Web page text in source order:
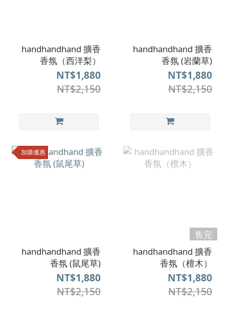
handhandhand 擴香
香氛（西洋梨）
NT$1,880
NT$2,150
handhandhand 擴香
香氛 (岩蘭草)
NT$1,880
NT$2,150
加購優惠
handhandhand 擴香
香氛 (鼠尾草)
NT$1,880
NT$2,150
售完
handhandhand 擴香
香氛（檀木）
NT$1,880
NT$2,150